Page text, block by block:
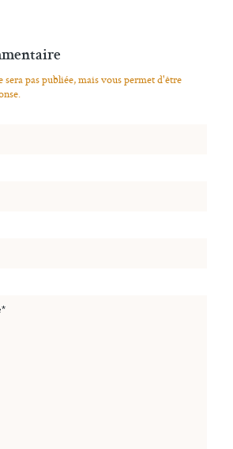
sera pas publiée, mais vous permet d'être